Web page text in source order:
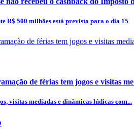
R$ 500 milhões está previsto para o dia 15
de férias tem jogos e visitas
visitas mediadas e dinâmicas lúdicas com...